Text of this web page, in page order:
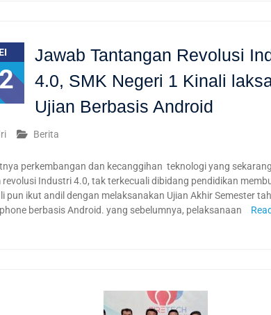
Jawab Tantangan Revolusi
4.0, SMK Negeri 1 Kinali
Ujian Berbasis Android
Berita
perkembangan dan kecanggihan teknologi yang
revolusi Industri 4.0, tak terkecuali dibidang pendidikan
pun ikut andil dengan melaksanakan Ujian Akhir Semester
berbasis Android. yang sebelumnya, pelaksanaan